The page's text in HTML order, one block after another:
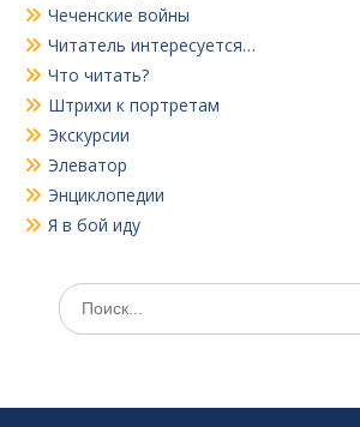
Чеченские войны
Читатель интересуется…
Что читать?
Штрихи к портретам
Экскурсии
Элеватор
Энциклопедии
Я в бой иду
Поиск
по: